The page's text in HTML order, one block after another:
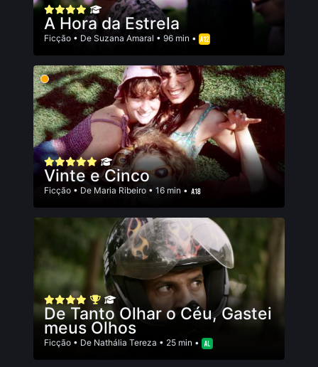
A Hora da Estrela
Ficção • De Suzana Amaral • 96 min •
Vinte e Cinco
Ficção • De Maria Ribeiro • 16 min •
De Tanto Olhar o Céu, Gastei
meus Olhos
Ficção • De Nathália Tereza • 25 min •